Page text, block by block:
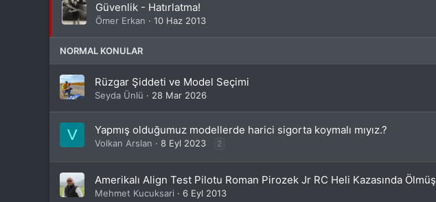
Güvenlik - Hatırlatma!
Ömer Erkan 10 Haz 2013
NORMAL KONULAR
Rüzgar Şiddeti ve Model Seçimi
Seyda Ünlü 28 Mar 2026
V Yapmış olduğumuz modellerde harici sigorta koymalı mıyız.?
Volkan Arslan 8 Eyl 2023 2
Amerikalı Align Test Pilotu Roman Pirozek Jr RC Heli Kazasında Ölmüş
Mehmet Kucuksari 6 Eyl 2013